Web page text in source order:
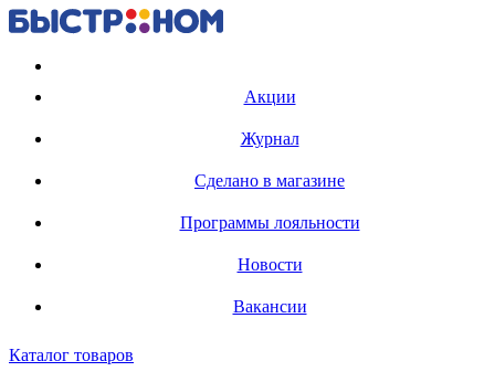
Акции
Журнал
Сделано в магазине
Программы лояльности
Новости
Вакансии
Каталог товаров